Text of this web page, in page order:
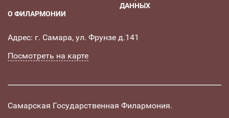
О ФИЛАРМОНИИ
ДАННЫХ
Адрес: г. Самара, ул. Фрунзе д.141
Посмотреть на карте
Самарская Государственная Филармония.